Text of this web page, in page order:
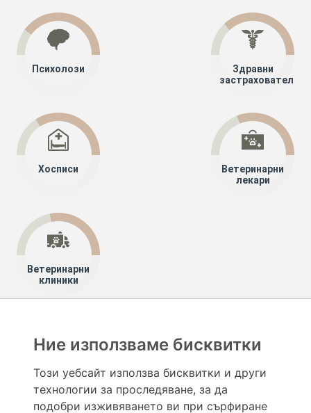
Психолози
Здравни
застрахователи
Хосписи
Ветеринарни
лекари
Ветеринарни
клиники
Детска нефрология и хемодиализа
София-град
Hapche.bg НЕ е медицински, зравен или сроден специалист и НЕ дава медицински
консултации и здравни съвети. Hapche.bg НЕ се явява медицинска услуга и НЕ
осигурява диагноза и лечение. Hapche.bg НЕ препоръчва медицински и други здравни и
Ние използваме бисквитки
Този уебсайт използва бисквитки и други
технологии за проследяване, за да
подобри изживяването ви при сърфиране